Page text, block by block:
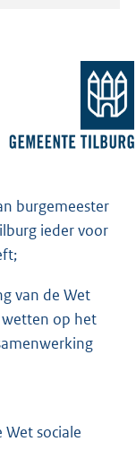
burgemeester
ieder voor
van de Wet
wetten op het
sociale